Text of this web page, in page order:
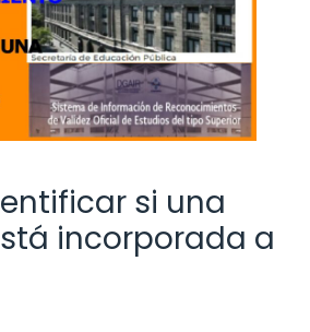
si una
incorporada a